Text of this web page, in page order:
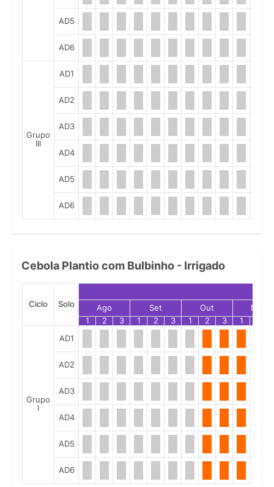
AD5
AD6
Grupo
III
AD1
AD2
AD3
AD4
AD5
AD6
Cebola Plantio com Bulbinho - Irrigado
Ciclo Solo Ago Set Out
Nov
1
2 3 1 2 3 1 2 3 1
Grupo
I
AD1
AD2
AD3
AD4
AD5
AD6